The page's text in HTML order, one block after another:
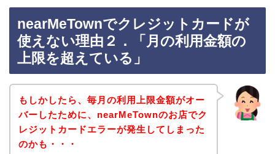
nearMeTownでクレジットカードが
使えない理由２．「月の利用金額の
上限を超えている」
もしかしたら、毎月の利用上限金額がオー
バーしたために、nearMeTownのお店でク
レジットカードエラーが発生してしまった
のかも・・・